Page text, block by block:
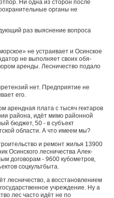
Ни одна из сторон после
органы не
раз выясне­ние вопроса
не устра­ивает и Осинское
не выполняет своих обя­
аренды. Лесниче­ство подало
нет. Пред­приятие не
его.
арендная плата с тысяч гектаров
райо­на, идёт мимо районной
бюджет, 50 - в субъект
области. А что имеем мы?
и ре­монт жилья 13900
Осинского лесничества Алек­
договорам - 9600 кубометров,
соцкультбыта.
лесничество, а восстановлением
учреждение. Ну а
лес часто идёт не по